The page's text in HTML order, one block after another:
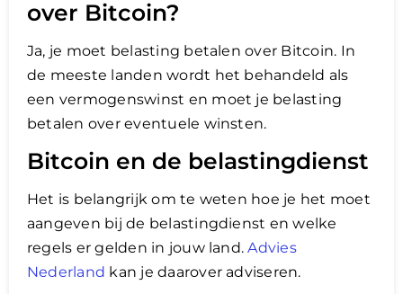
over Bitcoin?
Ja, je moet belasting betalen over Bitcoin. In
de meeste landen wordt het behandeld als
een vermogenswinst en moet je belasting
betalen over eventuele winsten.
Bitcoin en de belastingdienst
Het is belangrijk om te weten hoe je het moet
aangeven bij de belastingdienst en welke
regels er gelden in jouw land.Advies
Nederland kan je daarover adviseren.